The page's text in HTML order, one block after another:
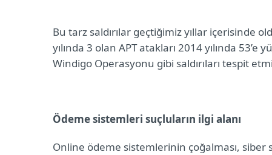
Bu tarz saldırılar geçtiğimiz yıllar içerisinde
yılında 3 olan APT atakları 2014 yılında 53’e
Windigo Operasyonu gibi saldırıları tespit
Ödeme sistemleri suçluların ilgi alanı
Online ödeme sistemlerinin çoğalması, siber